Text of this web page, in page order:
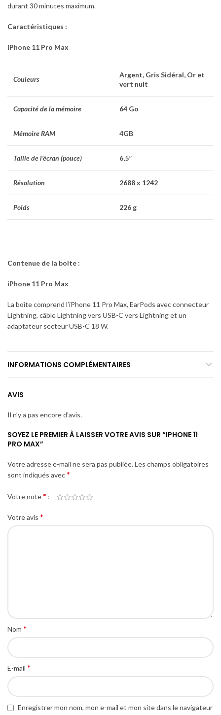
durant 30 minutes maximum.
Caractéristiques :
iPhone 11 Pro Max
Couleurs
Argent, Gris Sidéral, Or et
vert nuit
Capacité de la mémoire 64 Go
Mémoire RAM 4GB
Taille de l’écran (pouce) 6,5”
Résolution 2688 x 1242
Poids 226 g
Contenue de la boite :
iPhone 11 Pro Max
La boîte comprend l’iPhone 11 Pro Max, EarPods avec connecteur
Lightning, câble Lightning vers USB-C vers Lightning et un
adaptateur secteur USB-C 18 W.
INFORMATIONS COMPLÉMENTAIRES
AVIS
Il n’y a pas encore d’avis.
SOYEZ LE PREMIER À LAISSER VOTRE AVIS SUR “IPHONE 11
PRO MAX”
Votre adresse e-mail ne sera pas publiée.Les champs obligatoires
sont indiqués avec*
Votre note*
Votre avis *
Nom *
E-mail *
Enregistrer mon nom, mon e-mail et mon site dans le navigateur